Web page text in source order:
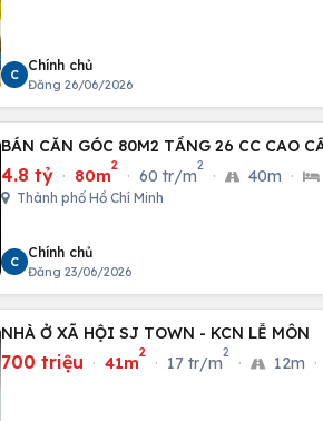
C
Chính chủ
Đăng 26/06/2026
BÁN CĂN GÓC 80M2 TẦNG 26 CC CAO
4.8 tỷ · 80m
2
· 60 tr/m
2
· 40m ·
Thành phố Hồ Chí Minh
C
Chính chủ
Đăng 23/06/2026
NHÀ Ở XÃ HỘI SJ TOWN - KCN LỄ MÔN
700 triệu · 41m
2
· 17 tr/m
2
· 12m ·